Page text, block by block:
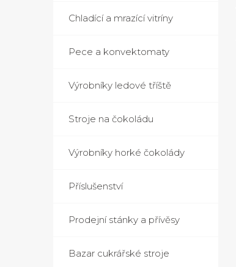
Chladící a mrazící vitríny
Pece a konvektomaty
Výrobníky ledové tříště
Stroje na čokoládu
Výrobníky horké čokolády
Příslušenství
Prodejní stánky a přívěsy
Bazar cukrářské stroje